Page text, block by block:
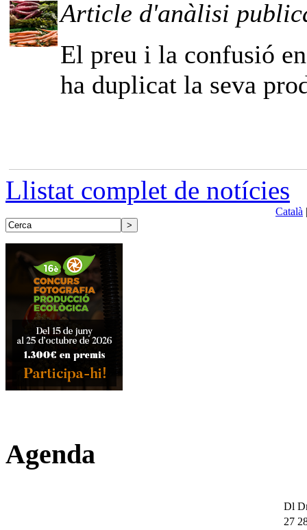
Article d'anàlisi
El preu i la confusió
ha duplicat la seva
Llistat complet de notícies
Català
Agenda
Dl
27